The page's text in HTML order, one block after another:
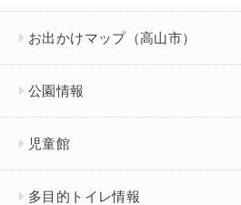
お出かけマップ（高山市）
公園情報
児童館
多目的トイレ情報